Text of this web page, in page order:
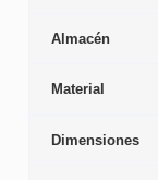
Almacén
Material
Dimensiones